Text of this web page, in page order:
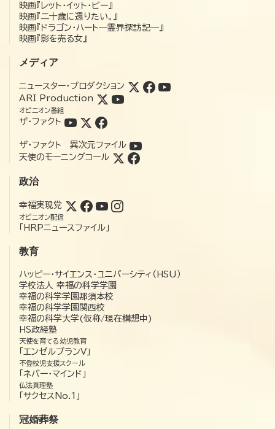
映画『レット・イット・ビー』
映画『二十歳に還りたい。』
映画『ドラゴン・ハート―霊界探訪記―』
映画『影を売る女』
メディア
ニュースター・プロダクション
ARI Production
オピニオン番組
ザ・ファクト
ザ・ファクト 異次元ファイル
天使のモーニングコール
政治
幸福実現党
オピニオン配信
「HRPニュースファイル」
教育
ハッピー・サイエンス・ユニバーシティ（HSU）
学校法人 幸福の科学学園
幸福の科学学園那須本校
幸福の科学学園関西校
幸福の科学大学(仮称/現在構想中)
HS政経塾
天使を育てる幼児教育
「エンゼルプランV」
不登校児支援スクール
「ネバー・マインド」
仏法真理塾
「サクセスNo.1」
冠婚葬祭